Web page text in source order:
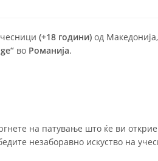
(+18 години) од
во Романија.
на патување што ќе ви
незаборавно искуство на